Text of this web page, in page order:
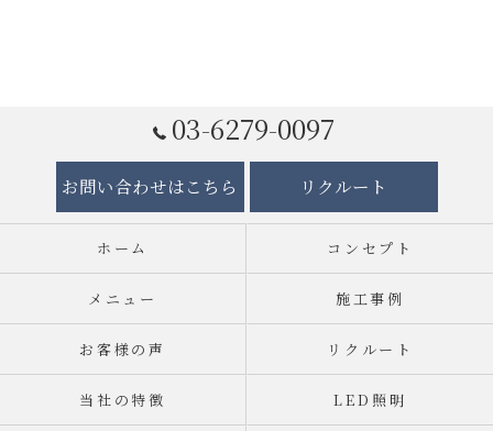
03-6279-0097
お問い合わせはこちら リクルート
ホーム コンセプト
メニュー 施工事例
お客様の声 リクルート
当社の特徴 LED照明